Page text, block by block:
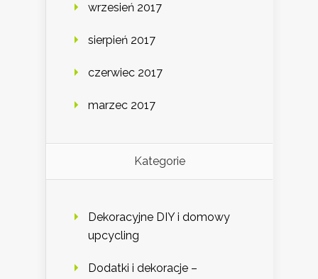
wrzesień 2017
sierpień 2017
czerwiec 2017
marzec 2017
Kategorie
Dekoracyjne DIY i domowy
upcycling
Dodatki i dekoracje –